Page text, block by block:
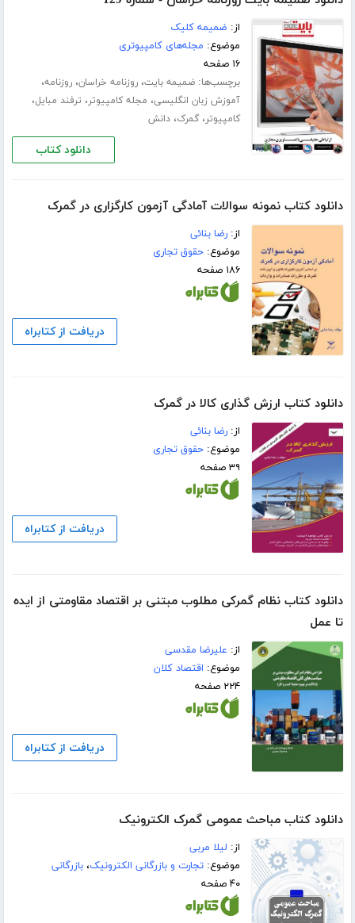
از: ضمیمه کلیک
موضوع: مجله‌های کامپیوتری
۱۶ صفحه
برچسب‌ها:ضمیمه بایت،روزنامه خراسان،روزنامه،
آموزش زبان انگلیسی، مجله کامپیوتر، ترفند مبایل،
کامپیوتر،گمرک،دانش
دانلود کتاب
دانلود کتاب نمونه سوالات آمادگی آزمون کارگزاری در گمرک
از:رضا بنائی
موضوع:حقوق تجاری
۱۸۶ صفحه
دریافت از کتابراه
دانلود کتاب ارزش گذاری کالا در گمرک
از:رضا بنائی
موضوع:حقوق تجاری
۳۹ صفحه
دریافت از کتابراه
دانلود کتاب نظام گمرکی مطلوب مبتنی بر اقتصاد مقاومتی از ایده
تا عمل
از: علیرضا مقدسی
موضوع: اقتصاد کلان
۲۲۴ صفحه
دریافت از کتابراه
دانلود کتاب مباحث عمومی گمرک الکترونیک
از: لیلا مربی
موضوع:تجارت و بازرگانی الکترونیک،بازرگانی
۴۰ صفحه